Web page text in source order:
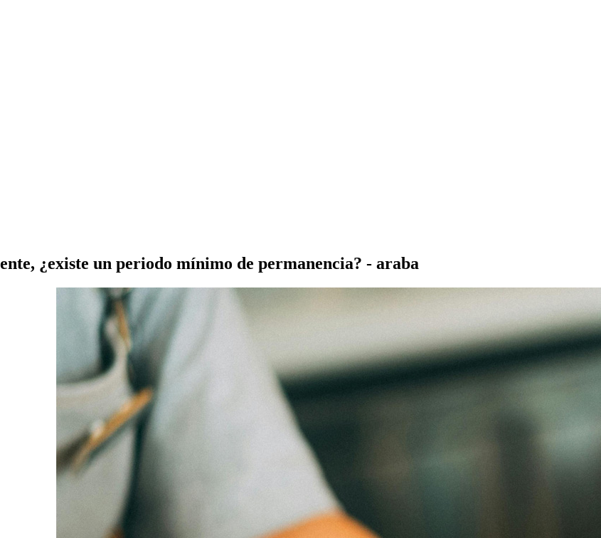
¿existe un periodo mínimo de permanencia? - araba